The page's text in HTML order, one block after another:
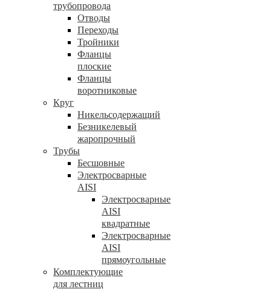
трубопровода
Отводы
Переходы
Тройники
Фланцы
плоские
Фланцы
воротниковые
Круг
Никельсодержащий
Безникелевый
жаропрочный
Трубы
Бесшовные
Электросварные
AISI
Электросварные
AISI
квадратные
Электросварные
AISI
прямоугольные
Комплектующие
для лестниц